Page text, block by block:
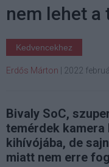
nem lehet a
Kedvencekhez
Erdős Márton 2022
Bivaly SoC,
temérdek kamera
kihívójába, de
miatt nem erre